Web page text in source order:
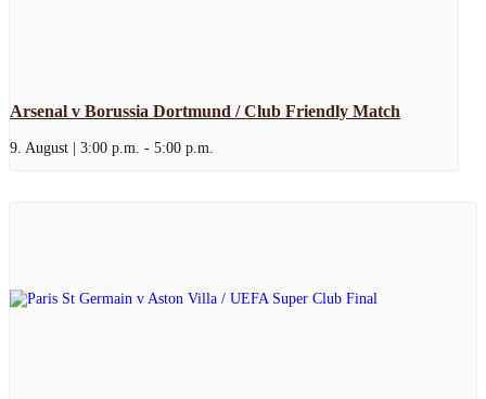
Arsenal v Borussia Dortmund / Club Friendly Match
9. August | 3:00 p.m. - 5:00 p.m.